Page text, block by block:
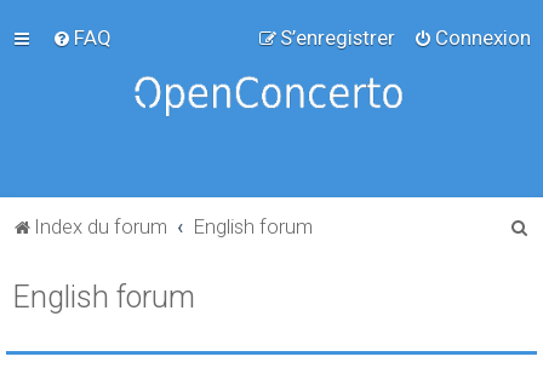
FAQ Connexion
S’enregistrer
Index du forum English forum
e
English forum